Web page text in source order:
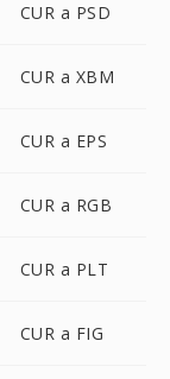
CUR a PSD
CUR a XBM
CUR a EPS
CUR a RGB
CUR a PLT
CUR a FIG